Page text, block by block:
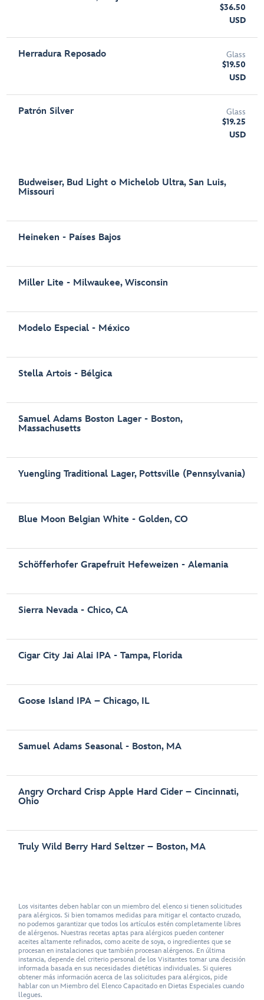
$36.50
USD
Herradura Reposado
Glass
$19.50
USD
Patrón Silver
Glass
$19.25
USD
Budweiser, Bud Light o Michelob Ultra, San Luis,
Missouri
Heineken - Países Bajos
Miller Lite - Milwaukee, Wisconsin
Modelo Especial ‑ México
Stella Artois - Bélgica
Samuel Adams Boston Lager - Boston,
Massachusetts
Yuengling Traditional Lager, Pottsville (Pennsylvania)
Blue Moon Belgian White - Golden, CO
Schöfferhofer Grapefruit Hefeweizen - Alemania
Sierra Nevada - Chico, CA
Cigar City Jai Alai IPA - Tampa, Florida
Goose Island IPA – Chicago, IL
Samuel Adams Seasonal - Boston, MA
Angry Orchard Crisp Apple Hard Cider – Cincinnati,
Ohio
Truly Wild Berry Hard Seltzer – Boston, MA
Los visitantes deben hablar con un miembro del elenco si tienen solicitudes
para alérgicos. Si bien tomamos medidas para mitigar el contacto cruzado,
no podemos garantizar que todos los artículos estén completamente libres
de alérgenos. Nuestras recetas aptas para alérgicos pueden contener
aceites altamente refinados, como aceite de soya, o ingredientes que se
procesan en instalaciones que también procesan alérgenos. En última
instancia, depende del criterio personal de los Visitantes tomar una decisión
informada basada en sus necesidades dietéticas individuales. Si quieres
obtener más información acerca de las solicitudes para alérgicos, pide
hablar con un Miembro del Elenco Capacitado en Dietas Especiales cuando
llegues.